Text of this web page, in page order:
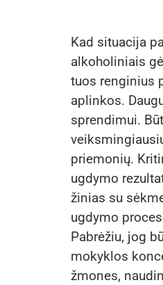
Kad situacija
alkoholiniais
tuos renginius
aplinkos.
sprendimui.
priemonių.
ugdymo
žinias su
ugdymo
Pabrėžiu, jog
mokyklos
žmones,